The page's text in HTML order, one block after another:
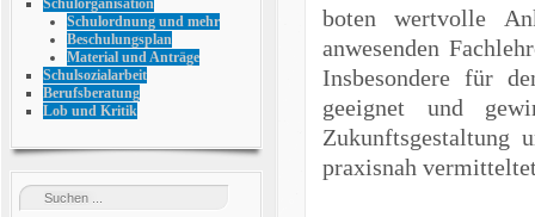
Schulorganisation
Schulordnung und mehr
Beschulungsplan
Material und Anträge
Schulsozialarbeit
Berufsberatung
Lob und Kritik
boten wertvolle
anwesenden
Insbesondere für
geeignet und
Zukunftsgestaltung
praxisnah